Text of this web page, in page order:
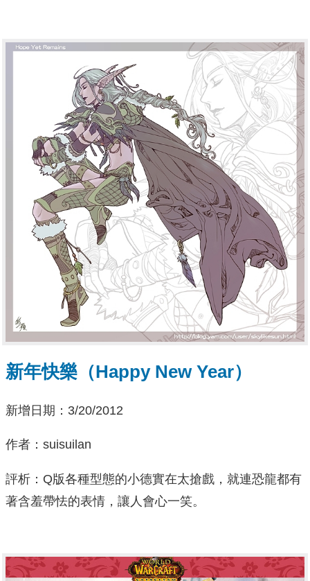
新年快樂（Happy New Year）
新增日期：3/20/2012
作者：suisuilan
評析：Q版各種型態的小德實在太搶戲，就連恐龍都有
著含羞帶怯的表情，讓人會心一笑。